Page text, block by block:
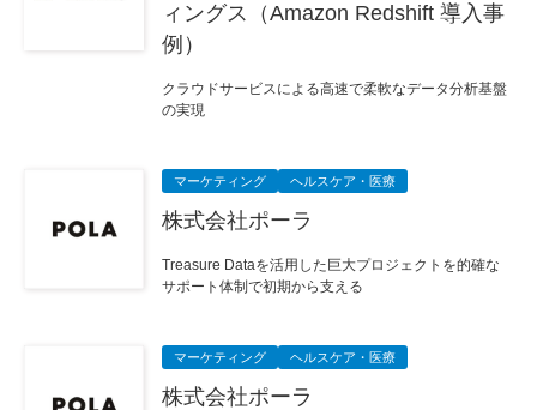
ィングス（Amazon Redshift 導入事
例）
クラウドサービスによる高速で柔軟なデータ分析基盤
の実現
マーケティング ヘルスケア・医療
株式会社ポーラ
Treasure Dataを活用した巨大プロジェクトを的確な
サポート体制で初期から支える
マーケティング ヘルスケア・医療
株式会社ポーラ